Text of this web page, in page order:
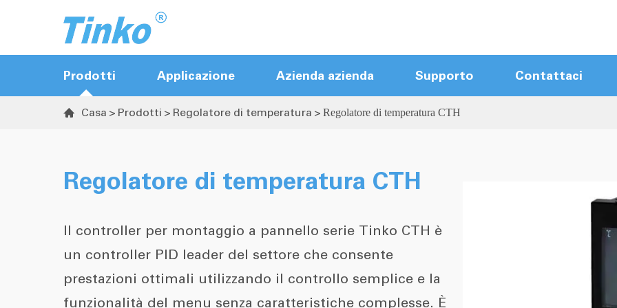
Prodotti
Controller Hot Runner
sequenza
Controller Hot Runner Touch Screen
Controller compatto Hot Runner
Cavi Hot Runner
Accessori Hot Runner
Applicazione Azienda azienda Supporto Contattaci
 Casa Prodotti Regolatore di temperatura Regolatore di temperatura CTH
Regolatore di temperatura CTH
Il controller per montaggio a pannello serie Tinko CTH è
un controller PID leader del settore che consente
prestazioni ottimali utilizzando il controllo semplice e la
funzionalità del menu senza caratteristiche complesse. È